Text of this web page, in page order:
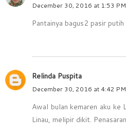
December 30, 2016 at 1:53 PM
Pantainya bagus2 pasir putih
Relinda Puspita
December 30, 2016 at 4:42 PM
Awal bulan kemaren aku ke
Linau, melipir dikit.